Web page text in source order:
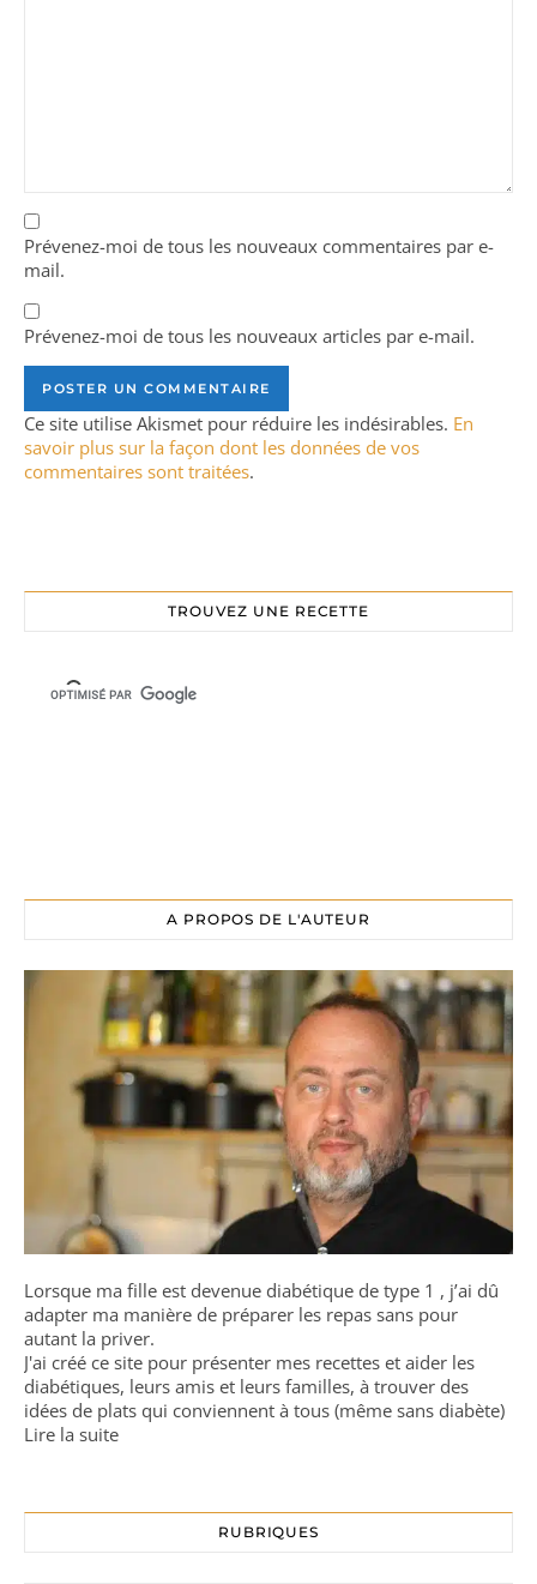
Prévenez-moi de tous les nouveaux commentaires par e-
mail.
Prévenez-moi de tous les nouveaux articles par e-mail.
Ce site utilise Akismet pour réduire les indésirables. En
savoir plus sur la façon dont les données de vos
commentaires sont traitées.
TROUVEZ UNE RECETTE
A PROPOS DE L'AUTEUR
Lorsque ma fille est devenue diabétique de type 1 , j’ai dû
adapter ma manière de préparer les repas sans pour
autant la priver.
J'ai créé ce site pour présenter mes recettes et aider les
diabétiques, leurs amis et leurs familles, à trouver des
idées de plats qui conviennent à tous (même sans diabète)
Lire la suite
RUBRIQUES